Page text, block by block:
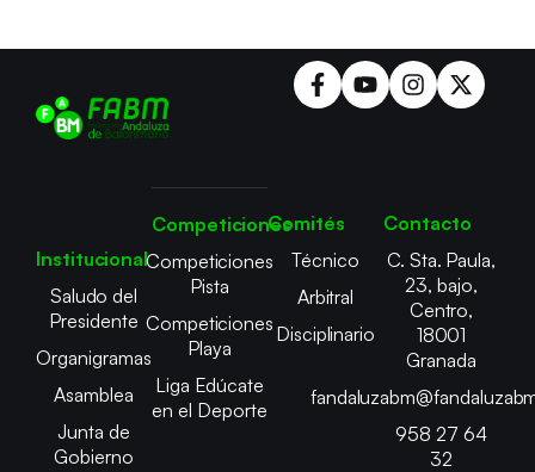
Institucional
Saludo del
Presidente
Organigramas
Asamblea
Junta de
Gobierno
Competiciones
Competiciones
Pista
Competiciones
Playa
Liga Edúcate
en el Deporte
Comités
Técnico
Arbitral
Disciplinario
Contacto
C. Sta. Paula,
23, bajo,
Centro,
18001
Granada
958 27 64
32